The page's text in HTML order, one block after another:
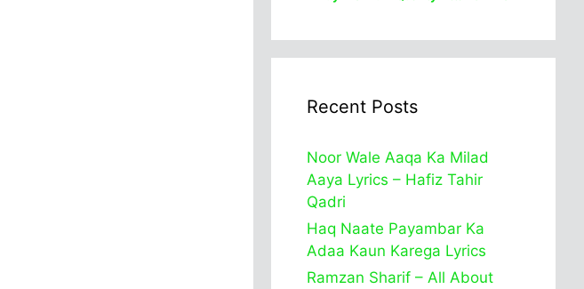
Recent Posts
Noor Wale Aaqa Ka Milad
Aaya Lyrics – Hafiz Tahir
Qadri
Haq Naate Payambar Ka
Adaa Kaun Karega Lyrics
Ramzan Sharif – All About